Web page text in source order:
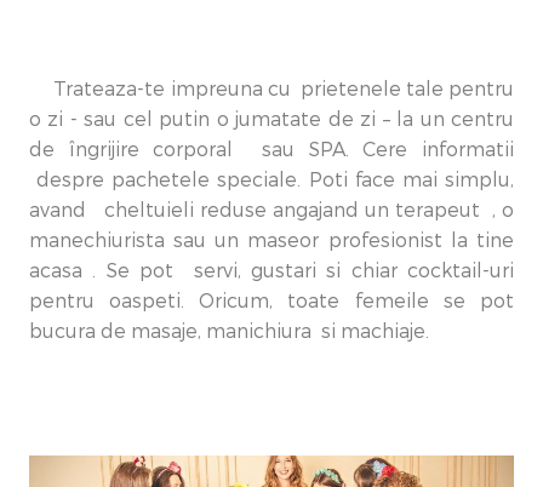
Trateaza-te impreuna cu prietenele tale pentru
o zi - sau cel putin o jumatate de zi – la un centru
de îngrijire corporal sau SPA. Cere informatii
despre pachetele speciale. Poti face mai simplu,
avand cheltuieli reduse angajand un terapeut , o
manechiurista sau un maseor profesionist la tine
acasa . Se pot servi, gustari si chiar cocktail-uri
pentru oaspeti. Oricum, toate femeile se pot
bucura de masaje, manichiura si machiaje.